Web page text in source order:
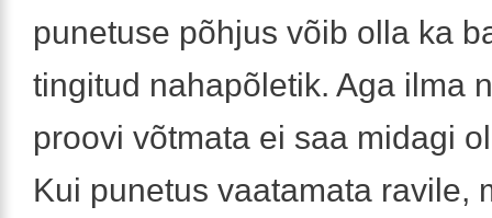
punetuse põhjus võib olla ka
tingitud nahapõletik. Aga ilma
proovi võtmata ei saa midagi
Kui punetus vaatamata ravile,